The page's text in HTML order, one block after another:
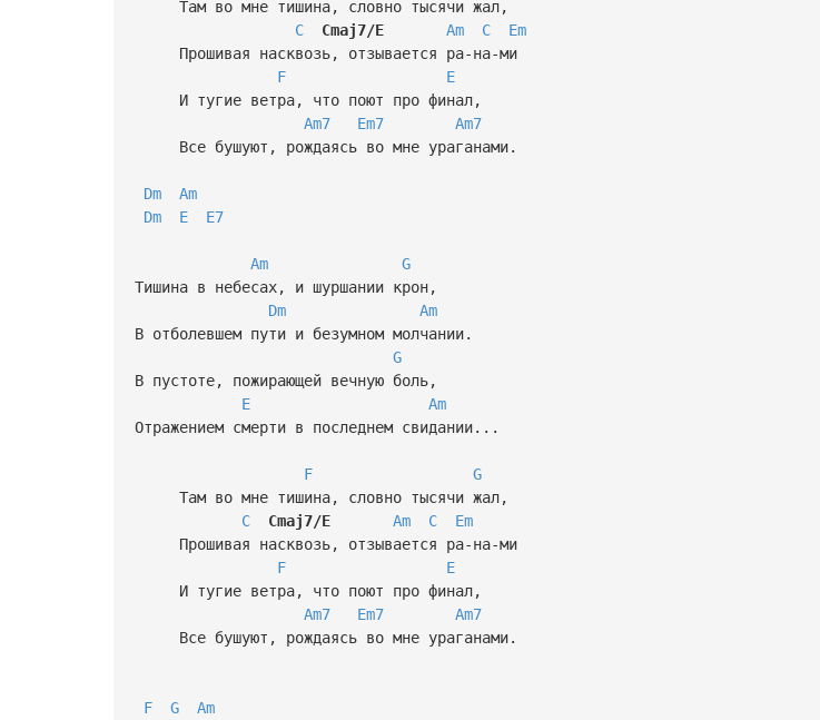
Там во мне тишина, словно тысячи жал,
C
Cmaj7/E Am C
Em
Прошивая насквозь, отзывается ра-на-ми
F
E
И тугие ветра, что поют про финал,
Am7
Em7
Am7
Все бушуют, рождаясь во мне ураганами.
Dm
Am
Dm
E E7
Am
G
Тишина в небесах, и шуршании крон,
Dm
Am
В отболевшем пути и безумном молчании.
G
В пустоте, пожирающей вечную боль,
E
Am
Отражением смерти в последнем свидании...
F
G
Там во мне тишина, словно тысячи жал,
C
Cmaj7/E Am C
Em
Прошивая насквозь, отзывается ра-на-ми
F
E
И тугие ветра, что поют про финал,
Am7
Em7
Am7
Все бушуют, рождаясь во мне ураганами.
F G
Am